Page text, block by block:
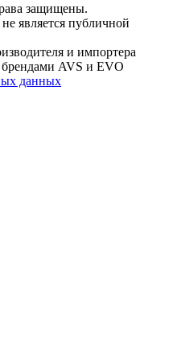
защищены.
является публичной
и импортера
брендами AVS и EVO
данных